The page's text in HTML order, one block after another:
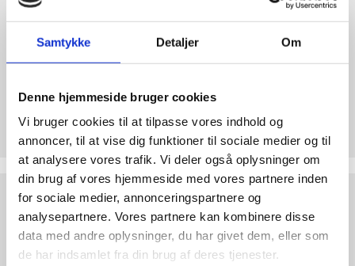
Samtykke Detaljer Om
Denne hjemmeside bruger cookies
Vi bruger cookies til at tilpasse vores indhold og
annoncer, til at vise dig funktioner til sociale medier og til
at analysere vores trafik. Vi deler også oplysninger om
din brug af vores hjemmeside med vores partnere inden
for sociale medier, annonceringspartnere og
analysepartnere. Vores partnere kan kombinere disse
data med andre oplysninger, du har givet dem, eller som
de har indsamlet fra din brug af deres tjenester.
Bliv medlem af Retten til Liv
Forsvar det ufødte barn med et medlemskab.
Støt
Retten
Liv